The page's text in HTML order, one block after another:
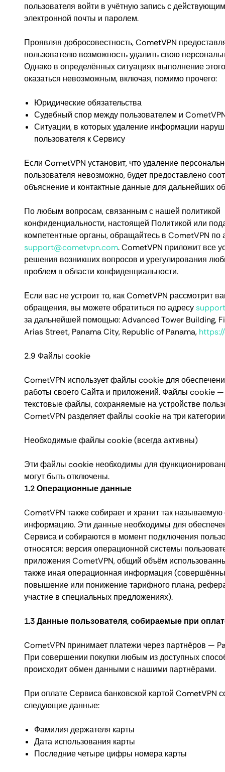
пользователя войти в учётную запись с
электронной почты и паролем.
Проявляя добросовестность, CometVPN
пользователю возможность удалить свою
Однако в определённых ситуациях выполнение
оказаться невозможным, включая, помимо прочего:
Юридические обязательства
Судебный спор между пользователем и
Ситуации, в которых удаление информации
пользователя к Сервису
Если CometVPN установит, что удаление
пользователя невозможно, будет предоставлено
объяснение и контактные данные для дальнейших
По любым вопросам, связанным с нашей политикой
конфиденциальности, настоящей Политикой или
компетентные органы, обращайтесь в CometVPN по
support@cometvpn.com. CometVPN приложит все
решения возникших вопросов и урегулирования
проблем в области конфиденциальности.
Если вас не устроит то, как CometVPN рассмотрит
обращения, вы можете обратиться по адресу
за дальнейшей помощью: Advanced Tower Building,
Arias Street, Panama City, Republic of Panama,
2.9 Файлы cookie
CometVPN использует файлы cookie для
работы своего Сайта и приложений. Файлы cookie
текстовые файлы, сохраняемые на устройстве
CometVPN разделяет файлы cookie на три
Необходимые файлы cookie (всегда активны)
Эти файлы cookie необходимы для
могут быть отключены.
1.2 Операционные данные
CometVPN также собирает и хранит так
информацию. Эти данные необходимы для
Сервиса и собираются в момент подключения
относятся: версия операционной системы
приложения CometVPN, общий объём
также иная операционная информация
повышение или понижение тарифного плана,
участие в специальных предложениях).
1.3 Данные пользователя, собираемые при
CometVPN принимает платежи через партнёров —
При совершении покупки любым из доступных
происходит обмен данными с нашими партнёрами.
При оплате Сервиса банковской картой CometVPN
следующие данные:
Фамилия держателя карты
Дата использования карты
Последние четыре цифры номера карты